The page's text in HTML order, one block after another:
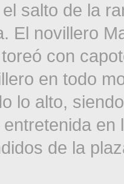
salto de la
El novillero
con
en todo
lo alto,
de la